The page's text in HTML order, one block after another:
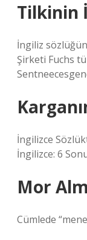
Tilkinin
İngiliz
Şirketi Fuchs
İngilizce
İngilizce: 6
Mor
Cümlede